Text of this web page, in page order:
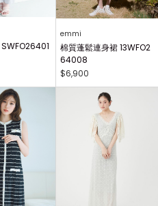
emmi
棉質蓬鬆連身裙 13WFO2
64008
$6,900